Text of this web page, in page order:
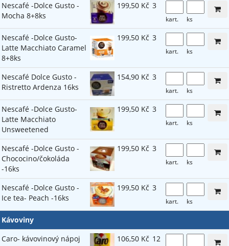
Nescafé -Dolce Gusto -
Mocha 8+8ks
199,50 Kč 3
kart. ks
Nescafé -Dolce Gusto-
Latte Macchiato Caramel
8+8ks
199,50 Kč 3
kart. ks
Nescafé Dolce Gusto -
Ristretto Ardenza 16ks
154,90 Kč 3
kart. ks
Nescafé -Dolce Gusto-
Latte Macchiato
Unsweetened
199,50 Kč 3
kart. ks
Nescafé -Dolce Gusto -
Chococino/čokoláda
-16ks
199,50 Kč 3
kart. ks
Nescafé -Dolce Gusto -
Ice tea- Peach -16ks
199,50 Kč 3
kart. ks
Kávoviny
Caro- kávovinový nápoj
106,50 Kč 12